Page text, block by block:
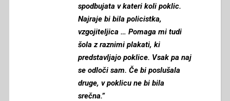
spodbujata v kateri koli poklic.
Najraje bi bila policistka,
vzgojiteljica … Pomaga mi tudi
šola z raznimi plakati, ki
predstavljajo poklice. Vsak pa naj
se odloči sam. Če bi poslušala
druge, v poklicu ne bi bila
srečna.”